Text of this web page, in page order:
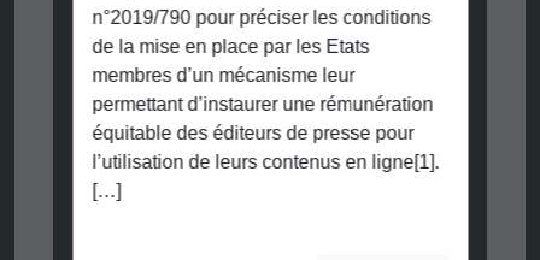
n°2019/790 pour préciser les conditions
de la mise en place par les Etats
membres d’un mécanisme leur
permettant d’instaurer une rémunération
équitable des éditeurs de presse pour
l’utilisation de leurs contenus en ligne[1].
[…]